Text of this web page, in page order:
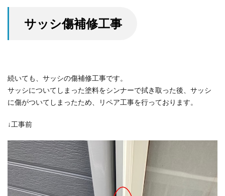
サッシ傷補修工事
続いても、サッシの傷補修工事です。
サッシについてしまった塗料をシンナーで拭き取った後、サッシ
に傷がついてしまったため、リペア工事を行っております。
↓工事前